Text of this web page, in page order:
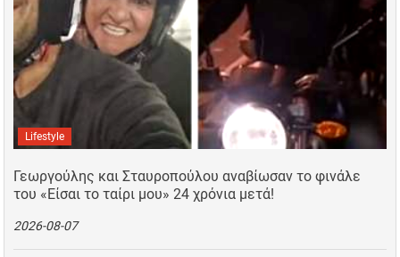
Lifestyle
Γεωργούλης και Σταυροπούλου αναβίωσαν το φινάλε
του «Είσαι το ταίρι μου» 24 χρόνια μετά!
2026-08-07